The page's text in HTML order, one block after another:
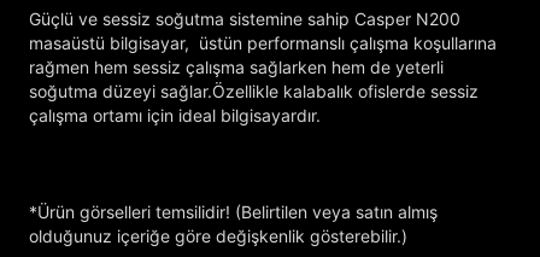
Güçlü ve sessiz soğutma sistemine sahip Casper N200
masaüstü bilgisayar, üstün performanslı çalışma koşullarına
rağmen hem sessiz çalışma sağlarken hem de yeterli
soğutma düzeyi sağlar.Özellikle kalabalık ofislerde sessiz
çalışma ortamı için ideal bilgisayardır.
*Ürün görselleri temsilidir! (Belirtilen veya satın almış
olduğunuz içeriğe göre değişkenlik gösterebilir.)